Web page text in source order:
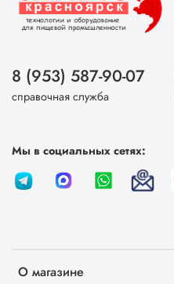
О магазине
8 (953) 587-90-07
справочная служба
Мы в социальных сетях: